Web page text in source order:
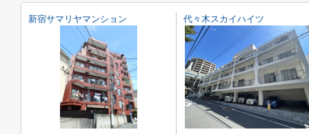
新宿サマリヤマンション 代々木スカイハイツ